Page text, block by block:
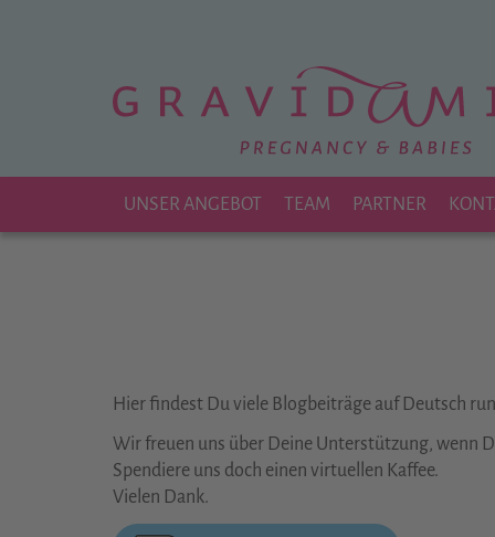
UNSER ANGEBOT TEAM PARTNER
Hier findest Du viele Blogbeiträge auf Deutsch
Wir freuen uns über Deine Unterstützung, wenn
Spendiere uns doch einen virtuellen Kaffee.
Vielen Dank.